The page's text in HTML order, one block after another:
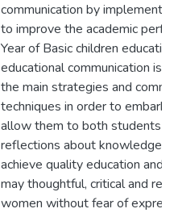
communication by
to improve the academic
Year of Basic children
educational communication is
the main strategies and
techniques in order to embark
allow them to both students
reflections about knowledge
achieve quality education and
may thoughtful, critical and
women without fear of